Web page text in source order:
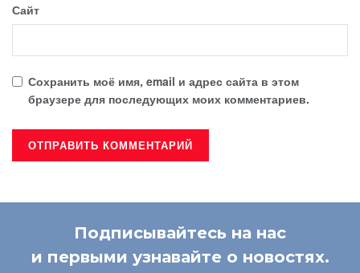
Сайт
Сохранить моё имя, email и адрес сайта в этом
браузере для последующих моих комментариев.
Подписывайтесь на нас
и первыми узнавайте о новостях.